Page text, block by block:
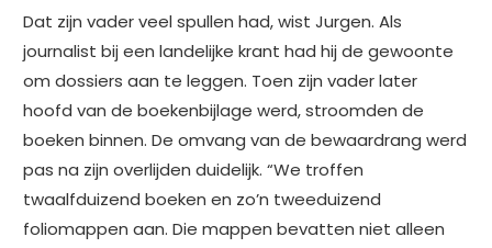
Dat zijn vader veel spullen had, wist Jurgen. Als
journalist bij een landelijke krant had hij de gewoonte
om dossiers aan te leggen. Toen zijn vader later
hoofd van de boekenbijlage werd, stroomden de
boeken binnen. De omvang van de bewaardrang werd
pas na zijn overlijden duidelijk. “We troffen
twaalfduizend boeken en zo’n tweeduizend
foliomappen aan. Die mappen bevatten niet alleen